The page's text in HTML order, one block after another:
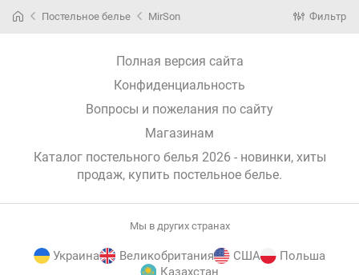
Постельное белье MirSon Фильтр
Полная версия сайта
Конфиденциальность
Вопросы и пожелания по сайту
Магазинам
Каталог постельного белья 2026 - новинки, хиты
продаж, купить постельное белье.
Мы в других странах
Украина Великобритания США
Польша
Казахстан